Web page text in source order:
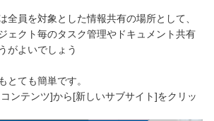
全員を対象とした情報共有の場所として、
ェクト毎のタスク管理やドキュメント共有
がよいでしょう
とても簡単です。
ンテンツ]から[新しいサブサイト]をクリッ